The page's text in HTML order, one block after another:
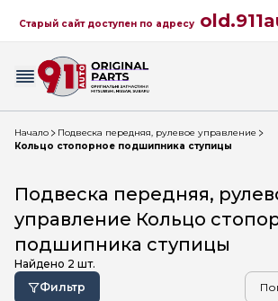
Старый сайт доступен по адресу
Начало
Подвеска передняя, рулевое управление
Кольцо стопорное подшипника ступицы
Подвеска передняя,
управление Кольцо
подшипника ступицы
Найдено 2 шт.
Фильтр